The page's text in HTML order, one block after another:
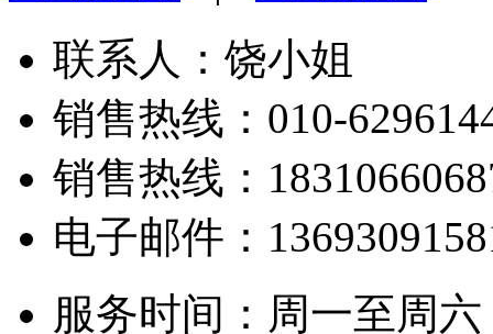
联系人：饶小姐
销售热线：010-
销售热线：
电子邮件：
服务时间：周一至周